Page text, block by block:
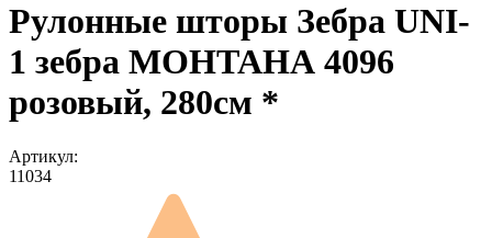
Рулонные шторы Зебра UNI-
1 зебра МОНТАНА 4096
розовый, 280см *
Артикул:
11034